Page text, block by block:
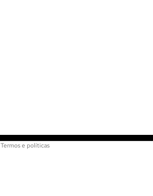
Termos e políticas